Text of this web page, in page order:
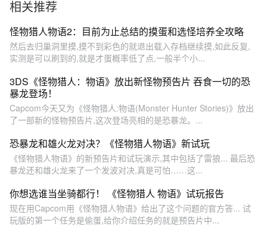
相关推荐
怪物猎人物语2：目前为止总结的摸蛋和选怪培养全攻略
然后去归巢洞里摸,摸不到彩色的就退出载入存档继续摸,如此反复,
实测是可以刷到的,就是才蛋概率低了点,一般半个小...
3DS《怪物猎人：物语》放出新怪物预告片 吞食一切的恐
暴龙登场！
Capcom今天又为《怪物猎人:物语(Monster Hunter Stories)》放出
了一部新的怪物预告片,这次登场亮相的是恐暴龙。...
恐暴龙和雄火龙对决？《怪物猎人物语》新试玩
《怪物猎人物语》的新预告片和试玩演示,其中包括了雷狼... 最后恐
暴龙还和雄火龙来了一个发波对决,真是可怕……这...
你想选谁当坐骑都行！ 《怪物猎人 物语》试玩报告
现在用Capcom用《怪物猎人物语》给出了这个问题的官方答... 试
玩版的第一个任务是偷蛋,给你介绍任务的就是预告片中...